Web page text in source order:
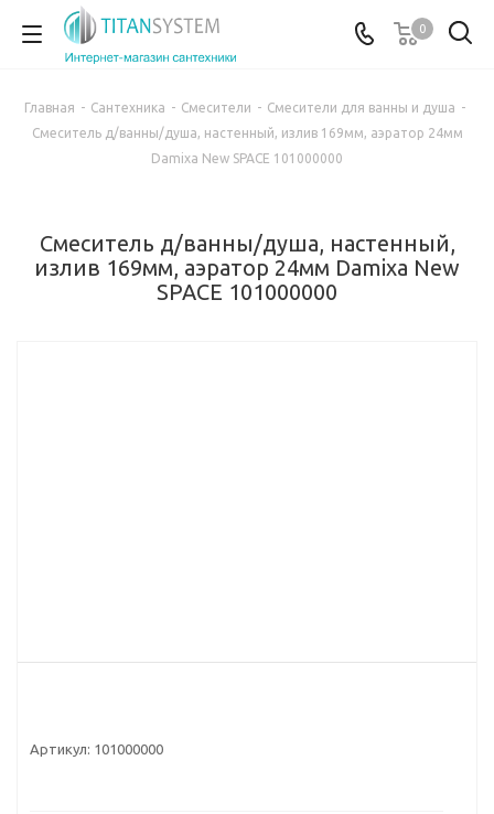
0
Главная - Сантехника - Смесители - Смесители для ванны и душа -
Смеситель д/ванны/душа, настенный, излив 169мм, аэратор 24мм
Damixa New SPACE 101000000
Смеситель д/ванны/душа, настенный,
излив 169мм, аэратор 24мм Damixa New
SPACE 101000000
Артикул: 101000000